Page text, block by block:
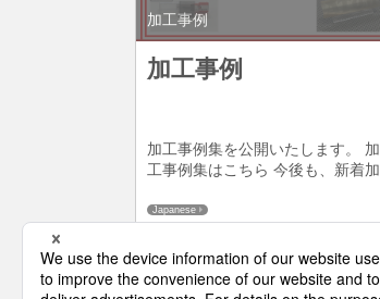
加工事例
加工事例
加工事例集を公開いたします。 加
工事例集はこちら 今後も、新着加
定期的な新着の確認お願いいたし
Japanese